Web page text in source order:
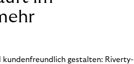
kundenfreundlich gestalten: Riverty-